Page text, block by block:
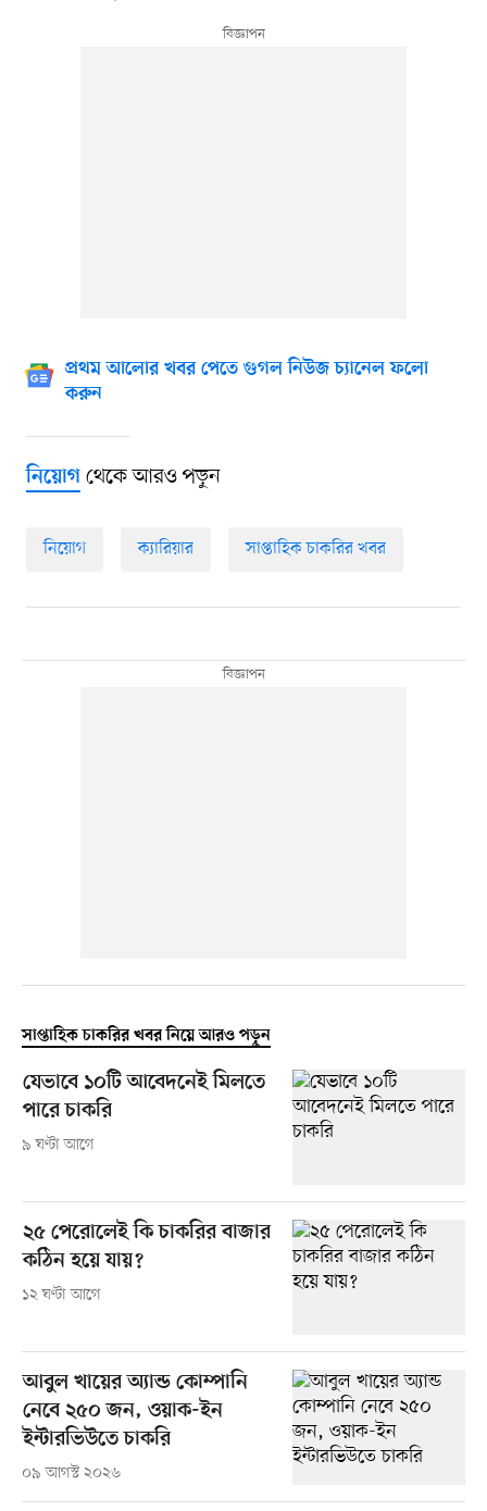
প্রথম আলোর খবর পেতে গুগল নিউজ চ্যানেল ফলো
করুন
নিয়োগথেকে আরও পড়ুন
নিয়োগ ক্যারিয়ার সাপ্তাহিক চাকরির খবর
সাপ্তাহিক চাকরির খবর নিয়ে আরও পড়ুন
যেভাবে ১০টি আবেদনেই মিলতে
পারে চাকরি
৯ ঘণ্টা আগে
২৫ পেরোলেই কি চাকরির বাজার
কঠিন হয়ে যায়?
১২ ঘণ্টা আগে
আবুল খায়ের অ্যান্ড কোম্পানি
নেবে ২৫০ জন, ওয়াক-ইন
ইন্টারভিউতে চাকরি
০৯ আগস্ট ২০২৬